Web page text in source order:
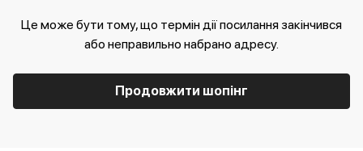
Це може бути тому, що термін дії посилання закінчився
або неправильно набрано адресу.
Продовжити шопінг